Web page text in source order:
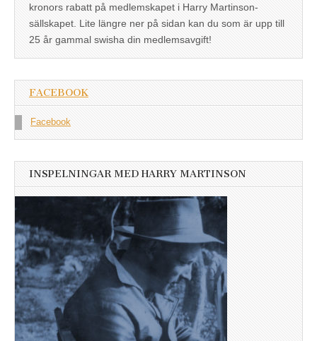
kronors rabatt på medlemskapet i Harry Martinson-
sällskapet. Lite längre ner på sidan kan du som är upp till
25 år gammal swisha din medlemsavgift!
FACEBOOK
Facebook
INSPELNINGAR MED HARRY MARTINSON